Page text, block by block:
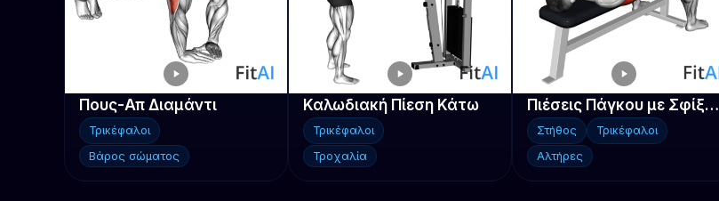
Πους-Απ Διαμάντι
Τρικέφαλοι
Βάρος σώματος
Καλωδιακή Πίεση Κάτω
Τρικέφαλοι
Τροχαλία
Πιέσεις Πάγκου με Σφίξιμο Αλτήρων
Στήθος
Τρικέφαλοι
Αλτήρες